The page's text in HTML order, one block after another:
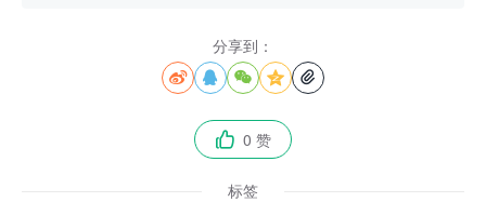
分享到：
    
 0 赞
标签